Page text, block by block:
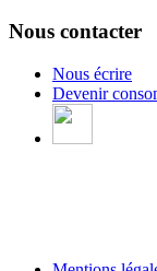
Nous contacter
Nous écrire
Devenir